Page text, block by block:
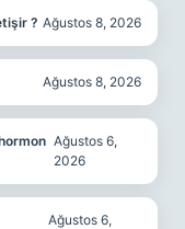
? Ağustos 8, 2026
Ağustos 8, 2026
Ağustos 6,
2026
Ağustos 6,